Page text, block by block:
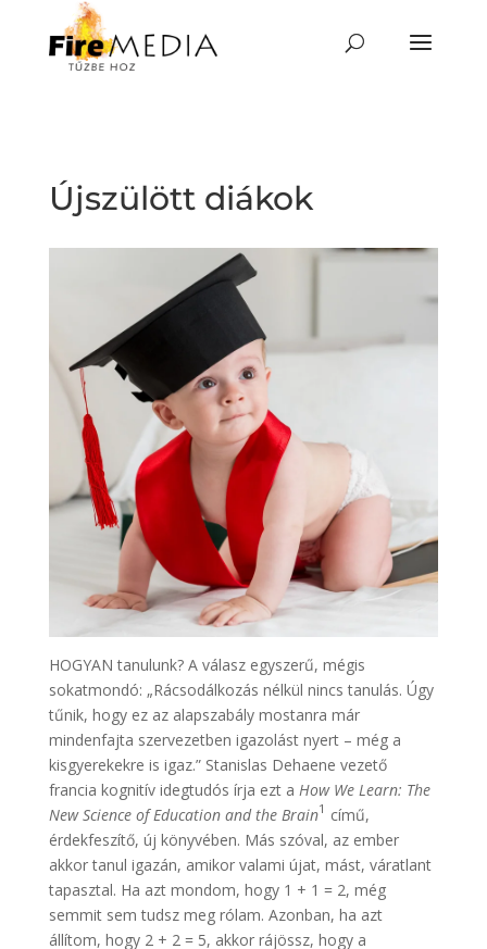
content
Újszülött diákok
HOGYAN tanulunk? A válasz egyszerű, mégis
sokatmondó: „Rácsodálkozás nélkül nincs tanulás. Úgy
tűnik, hogy ez az alapszabály mostanra már
mindenfajta szervezetben igazolást nyert – még a
kisgyerekekre is igaz.” Stanislas Dehaene vezető
francia kognitív idegtudós írja ezt a How We Learn: The
New Science of Education and the Brain1 című,
érdekfeszítő, új könyvében. Más szóval, az ember
akkor tanul igazán, amikor valami újat, mást, váratlant
tapasztal. Ha azt mondom, hogy 1 + 1 = 2, még
semmit sem tudsz meg rólam. Azonban, ha azt
állítom, hogy 2 + 2 = 5, akkor rájössz, hogy a